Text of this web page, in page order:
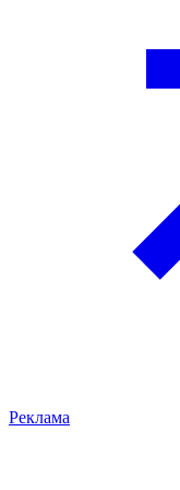
Реклама